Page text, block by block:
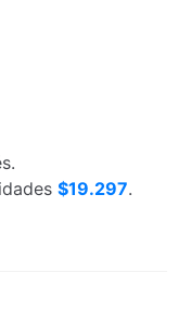
$19.297.